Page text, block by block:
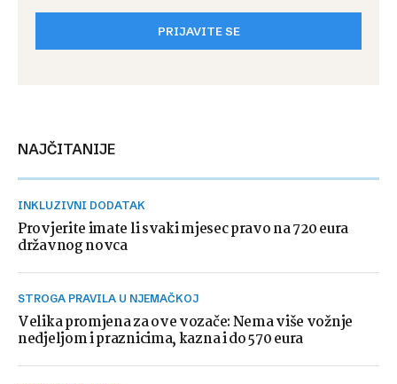
PRIJAVITE SE
NAJČITANIJE
INKLUZIVNI DODATAK
Provjerite imate li svaki mjesec pravo na 720 eura
državnog novca
STROGA PRAVILA U NJEMAČKOJ
Velika promjena za ove vozače: Nema više vožnje
nedjeljom i praznicima, kazna i do 570 eura